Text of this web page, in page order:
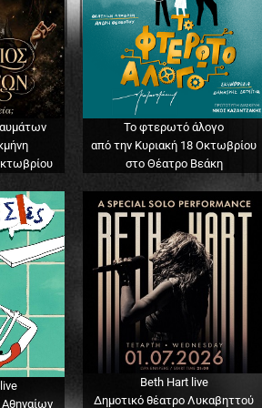
Το φτερωτό άλογο
από την Κυριακή 18 Οκτωβρίου
στο Θέατρο Βεάκη
Beth Hart live
Δημοτικό θέατρο Λυκαβηττού